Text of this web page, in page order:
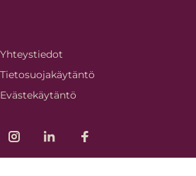
Yhteystiedot
Tietosuojakäytäntö
Evästekäytäntö